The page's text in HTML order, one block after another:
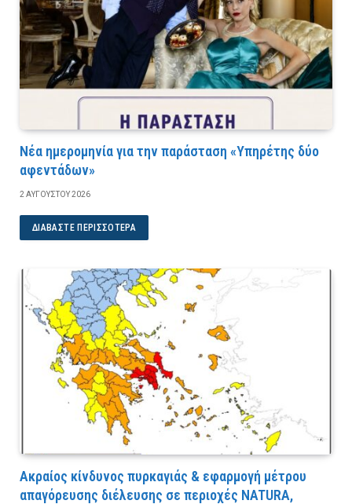
Νέα ημερομηνία για την παράσταση «Υπηρέτης δύο
αφεντάδων»
2 ΑΥΓΟΎΣΤΟΥ 2026
ΔΙΑΒΆΣΤΕ ΠΕΡΙΣΣΌΤΕΡΑ
Ακραίος κίνδυνος πυρκαγιάς & εφαρμογή μέτρου
απαγόρευσης διέλευσης σε περιοχές NATURA,